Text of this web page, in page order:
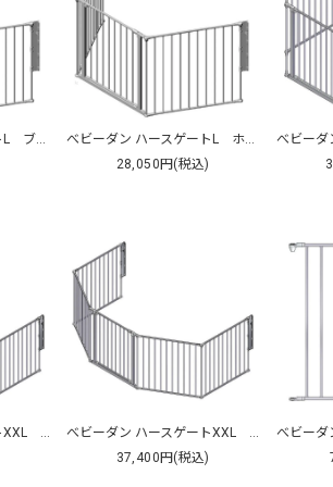
べビーダン ハースゲートL ブラック
べビーダン ハースゲートL ホワイト
28,050円(税込)
べビーダン ハースゲートXXL ブラック
べビーダン ハースゲートXXL ホワイト
37,400円(税込)